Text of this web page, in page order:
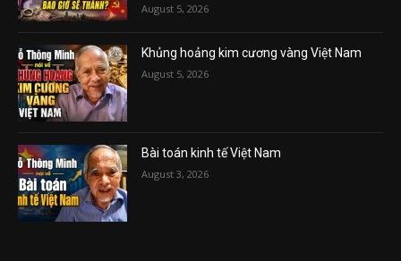
August 5, 2026
Khủng hoảng kim cương vàng Việt Nam
August 5, 2026
Bài toán kinh tế Việt Nam
August 3, 2026